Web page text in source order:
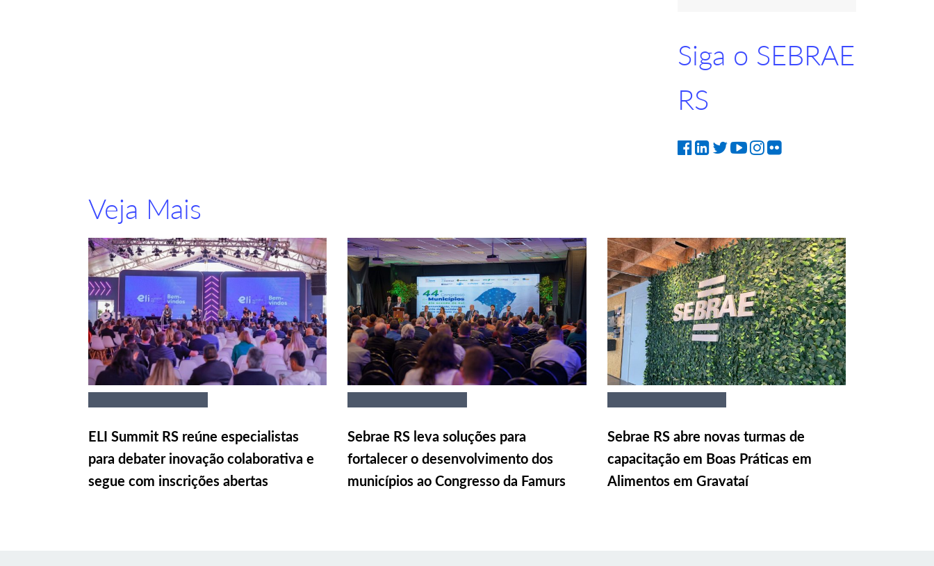
Siga o SEBRAE
RS
Veja Mais
ELI Summit RS reúne especialistas
para debater inovação colaborativa e
segue com inscrições abertas
Sebrae RS leva soluções para
fortalecer o desenvolvimento dos
municípios ao Congresso da Famurs
Sebrae RS abre novas turmas de
capacitação em Boas Práticas em
Alimentos em Gravataí